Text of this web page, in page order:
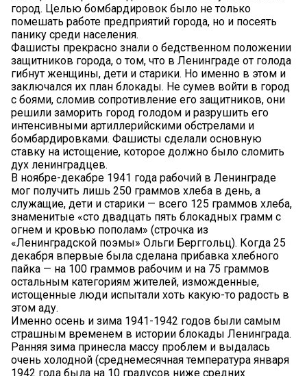
город. Целью бомбардировок было не только
помешать работе предприятий города, но и посеять
панику среди населения.
Фашисты прекрасно знали о бедственном положении
защитников города, о том, что в Ленинграде от голода
гибнут женщины, дети и старики. Но именно в этом и
заключался их план блокады. Не сумев войти в город
с боями, сломив сопротивление его защитников, они
решили заморить город голодом и разрушить его
интенсивными артиллерийскими обстрелами и
бомбардировками. Фашисты сделали основную
ставку на истощение, которое должно было сломить
дух ленинградцев.
В ноябре-декабре 1941 года рабочий в Ленинграде
мог получить лишь 250 граммов хлеба в день, а
служащие, дети и старики — всего 125 граммов хлеба,
знаменитые «сто двадцать пять блокадных грамм с
огнем и кровью пополам» (строчка из
«Ленинградской поэмы» Ольги Берггольц). Когда 25
декабря впервые была сделана прибавка хлебного
пайка — на 100 граммов рабочим и на 75 граммов
остальным категориям жителей, изможденные,
истощенные люди испытали хоть какую-то радость в
этом аду.
Именно осень и зима 1941-1942 годов были самым
страшным временем в истории блокады Ленинграда.
Ранняя зима принесла массу проблем и выдалась
очень холодной (среднемесячная температура января
1942 года была на 10 градусов ниже средних